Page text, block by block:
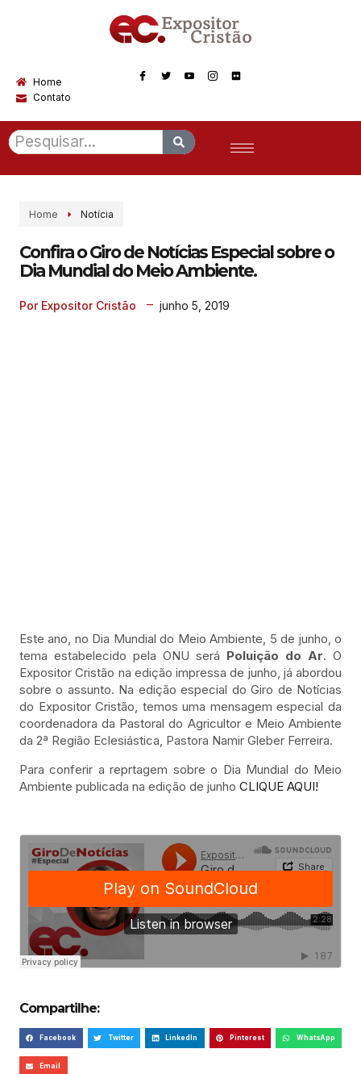
Home
Contato
Home Notícia
Confira o Giro de Notícias Especial sobre o
Dia Mundial do Meio Ambiente.
Por Expositor Cristão junho 5, 2019
Este ano, no Dia Mundial do Meio Ambiente, 5 de junho, o
tema estabelecido pela ONU será Poluição do Ar. O
Expositor Cristão na edição impressa de junho, já abordou
sobre o assunto. Na edição especial do Giro de Notícias
do Expositor Cristão, temos uma mensagem especial da
coordenadora da Pastoral do Agricultor e Meio Ambiente
da 2ª Região Eclesiástica, Pastora Namir Gleber Ferreira.
Para conferir a reprtagem sobre o Dia Mundial do Meio
Ambiente publicada na edição de junho CLIQUE AQUI!
Compartilhe:
Facebook Twitter LinkedIn Pinterest WhatsApp
Email